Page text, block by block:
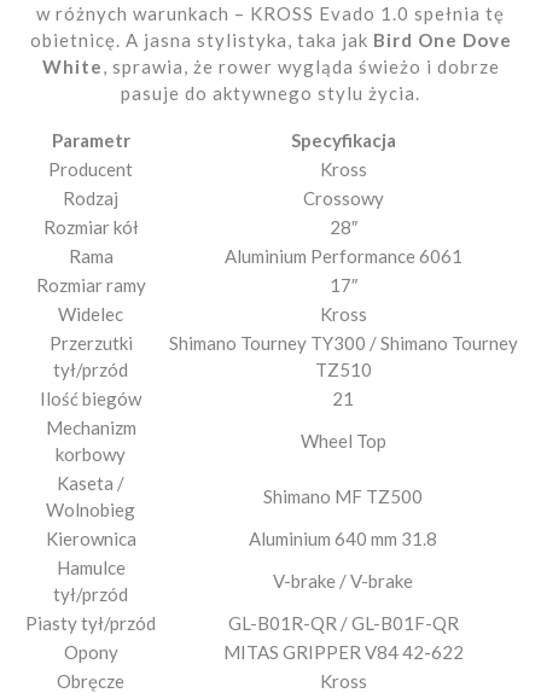
w różnych warunkach – KROSS Evado 1.0 spełnia tę
obietnicę. A jasna stylistyka, taka jak Bird One Dove
White, sprawia, że rower wygląda świeżo i dobrze
pasuje do aktywnego stylu życia.
Parametr
Specyfikacja
Producent
Kross
Rodzaj
Crossowy
Rozmiar kół
28″
Rama
Aluminium Performance 6061
Rozmiar ramy
17″
Widelec
Kross
Przerzutki
tył/przód
Shimano Tourney TY300 / Shimano Tourney
TZ510
Ilość biegów
21
Mechanizm
korbowy
Wheel Top
Kaseta /
Wolnobieg
Shimano MF TZ500
Kierownica
Aluminium 640 mm 31.8
Hamulce
tył/przód
V-brake / V-brake
Piasty tył/przód
GL-B01R-QR / GL-B01F-QR
Opony
MITAS GRIPPER V84 42-622
Obręcze
Kross